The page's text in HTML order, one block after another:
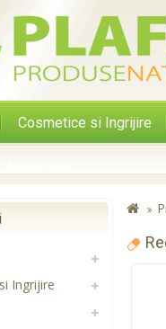
Cosmetice si Ingrijire
Ingrijire